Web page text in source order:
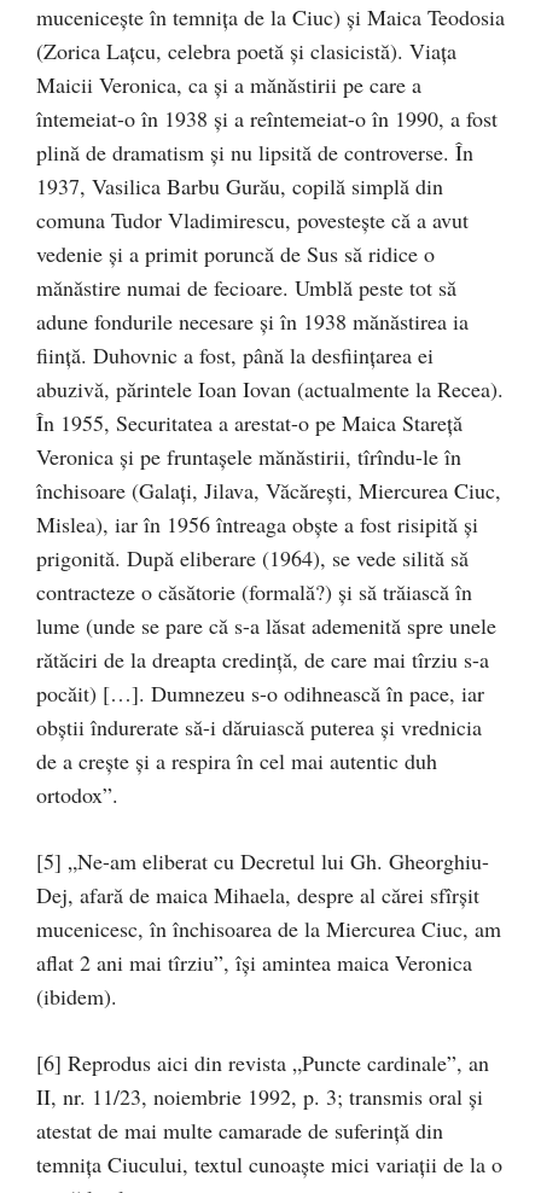
muceniceşte în temniţa de la Ciuc) şi Maica Teodosia
(Zorica Laţcu, celebra poetă şi clasicistă). Viaţa
Maicii Veronica, ca şi a mănăstirii pe care a
întemeiat-o în 1938 şi a reîntemeiat-o în 1990, a fost
plină de dramatism şi nu lipsită de controverse. În
1937, Vasilica Barbu Gurău, copilă simplă din
comuna Tudor Vladimirescu, povesteşte că a avut
vedenie şi a primit poruncă de Sus să ridice o
mănăstire numai de fecioare. Umblă peste tot să
adune fondurile necesare şi în 1938 mănăstirea ia
fiinţă. Duhovnic a fost, până la desfiinţarea ei
abuzivă, părintele Ioan Iovan (actualmente la Recea).
În 1955, Securitatea a arestat-o pe Maica Stareţă
Veronica şi pe fruntaşele mănăstirii, tîrîndu-le în
închisoare (Galaţi, Jilava, Văcăreşti, Miercurea Ciuc,
Mislea), iar în 1956 întreaga obşte a fost risipită şi
prigonită. După eliberare (1964), se vede silită să
contracteze o căsătorie (formală?) şi să trăiască în
lume (unde se pare că s-a lăsat ademenită spre unele
rătăciri de la dreapta credinţă, de care mai tîrziu s-a
pocăit) […]. Dumnezeu s-o odihnească în pace, iar
obştii îndurerate să-i dăruiască puterea şi vrednicia
de a creşte şi a respira în cel mai autentic duh
ortodox”.
[5] „Ne-am eliberat cu Decretul lui Gh. Gheorghiu-
Dej, afară de maica Mihaela, despre al cărei sfîrşit
mucenicesc, în închisoarea de la Miercurea Ciuc, am
aflat 2 ani mai tîrziu”, îşi amintea maica Veronica
(ibidem).
[6] Reprodus aici din revista „Puncte cardinale”, an
II, nr. 11/23, noiembrie 1992, p. 3; transmis oral şi
atestat de mai multe camarade de suferinţă din
temniţa Ciucului, textul cunoaşte mici variaţii de la o